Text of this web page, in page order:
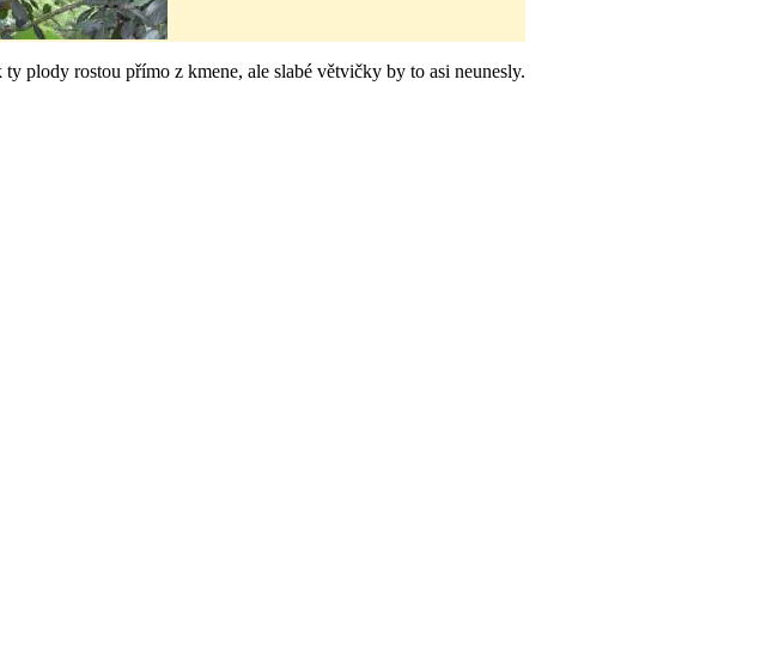
plody rostou přímo z kmene, ale slabé větvičky by to asi neunesly.